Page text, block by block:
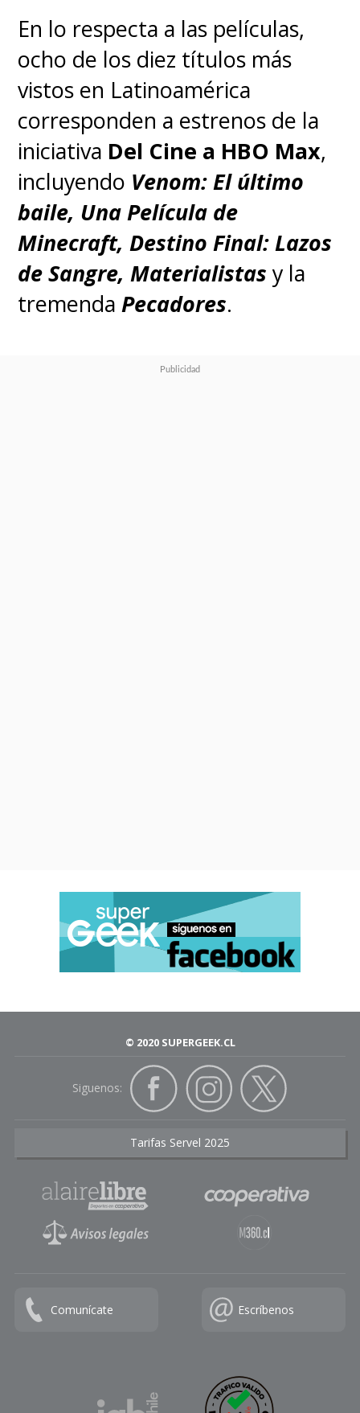
En lo respecta a las películas,
ocho de los diez títulos más
vistos en Latinoamérica
corresponden a estrenos de la
iniciativa Del Cine a HBO Max,
incluyendo Venom: El último
baile, Una Película de
Minecraft, Destino Final: Lazos
de Sangre, Materialistas y la
tremendaPecadores.
© 2020 SUPERGEEK.CL
Siguenos:
Tarifas Servel 2025
Comunícate Escríbenos